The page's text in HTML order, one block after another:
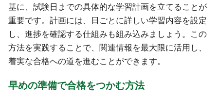
基に、試験日までの具体的な学習計画を立てることが
重要です。計画には、日ごとに詳しい学習内容を設定
し、進捗を確認する仕組みも組み込みましょう。この
方法を実践することで、関連情報を最大限に活用し、
着実な合格への道を進むことができます。
早めの準備で合格をつかむ方法